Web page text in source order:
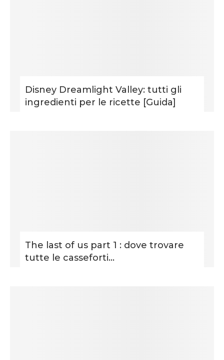
Disney Dreamlight Valley: tutti gli
ingredienti per le ricette [Guida]
The last of us part 1 : dove trovare
tutte le casseforti...